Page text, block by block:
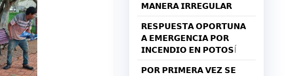
𝗠𝗔𝗡𝗘𝗥𝗔 𝗜𝗥𝗥𝗘𝗚𝗨𝗟𝗔𝗥
𝗥𝗘𝗦𝗣𝗨𝗘𝗦𝗧𝗔 𝗢𝗣𝗢𝗥𝗧𝗨𝗡𝗔
𝗔 𝗘𝗠𝗘𝗥𝗚𝗘𝗡𝗖𝗜𝗔 𝗣𝗢𝗥
𝗜𝗡𝗖𝗘𝗡𝗗𝗜𝗢 𝗘𝗡 𝗣𝗢𝗧𝗢𝗦Í
𝗣𝗢𝗥 𝗣𝗥𝗜𝗠𝗘𝗥𝗔 𝗩𝗘𝗭 𝗦𝗘